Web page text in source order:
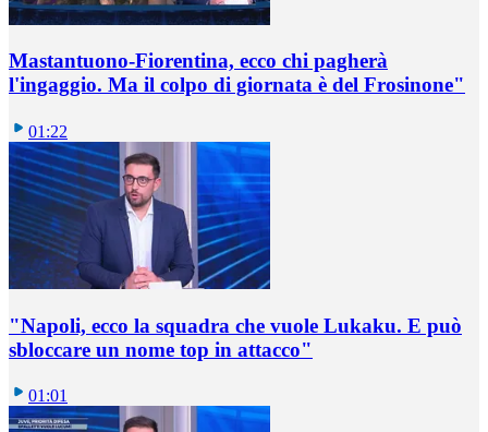
Mastantuono-Fiorentina, ecco chi pagherà
l'ingaggio. Ma il colpo di giornata è del Frosinone"
01:22
"Napoli, ecco la squadra che vuole Lukaku. E può
sbloccare un nome top in attacco"
01:01